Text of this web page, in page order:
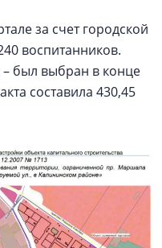
за счет городской
воспитанников.
был выбран в конце
составила 430,45